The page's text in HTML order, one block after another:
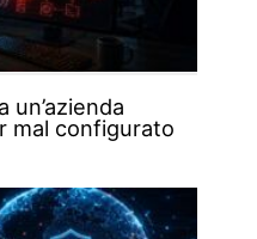
un’azienda
mal configurato